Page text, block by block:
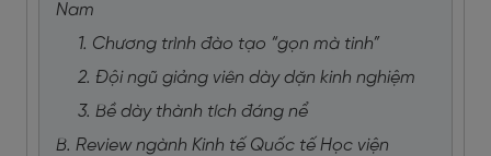
Nam
1. Chương trình đào tạo “gọn mà tinh”
2. Đội ngũ giảng viên dày dặn kinh nghiệm
3. Bề dày thành tích đáng nể
B. Review ngành Kinh tế Quốc tế Học viện